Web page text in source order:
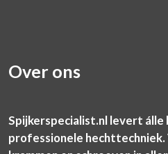
Over ons
Spijkerspecialist.nl levert
professionele hechttechniek.